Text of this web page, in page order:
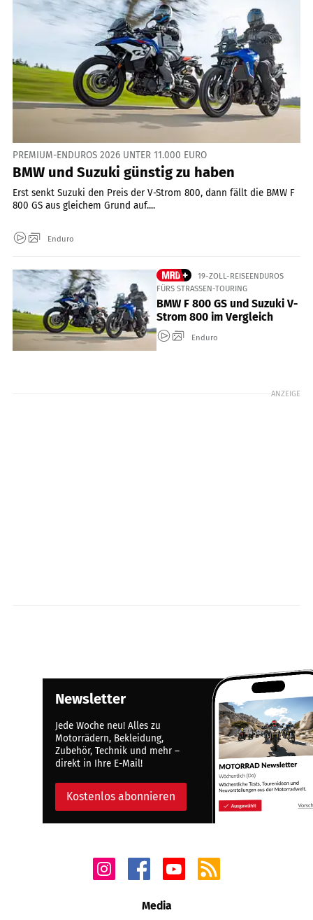
PREMIUM-ENDUROS 2026 UNTER 11.000 EURO
BMW und Suzuki günstig zu haben
Erst senkt Suzuki den Preis der V-Strom 800, dann fällt die BMW F
800 GS aus gleichem Grund auf....
Enduro
19-ZOLL-REISEENDUROS
FÜRS STRASSEN-TOURING
BMW F 800 GS und Suzuki V-
Strom 800 im Vergleich
Enduro
ANZEIGE
Newsletter
Jede Woche neu! Alles zu
Motorrädern, Bekleidung,
Zubehör, Technik und mehr –
direkt in Ihre E-Mail!
Kostenlos abonnieren
Media